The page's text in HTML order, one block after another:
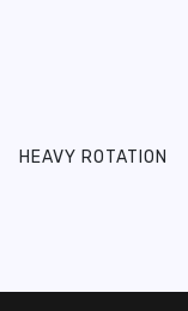
HEAVY ROTATION